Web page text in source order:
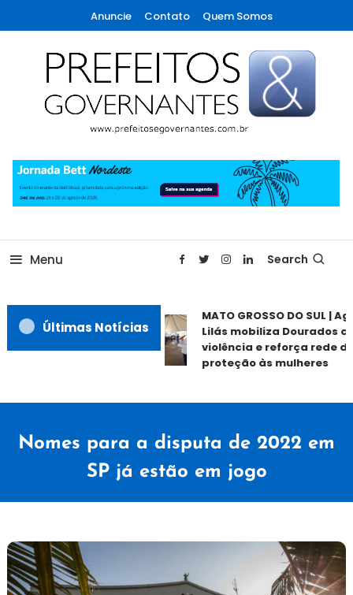
To
Content
Anuncie Contato Quem Somos
Prefeitos & Governantes
Menu Search
Últimas Notícias
MATO GROSSO DO SUL |
Lilás mobiliza Dourados
violência e reforça rede de
proteção às mulheres
Nomes para a disputa de 2022 em
SP já estão em jogo